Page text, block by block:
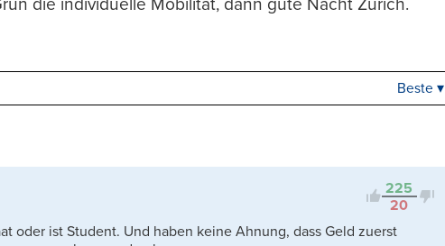
die individuelle Mobilität, dann gute Nacht Zürich.
Kontrovers
Beste ▾
225
20
oder ist Student. Und haben keine Ahnung, dass Geld zuerst